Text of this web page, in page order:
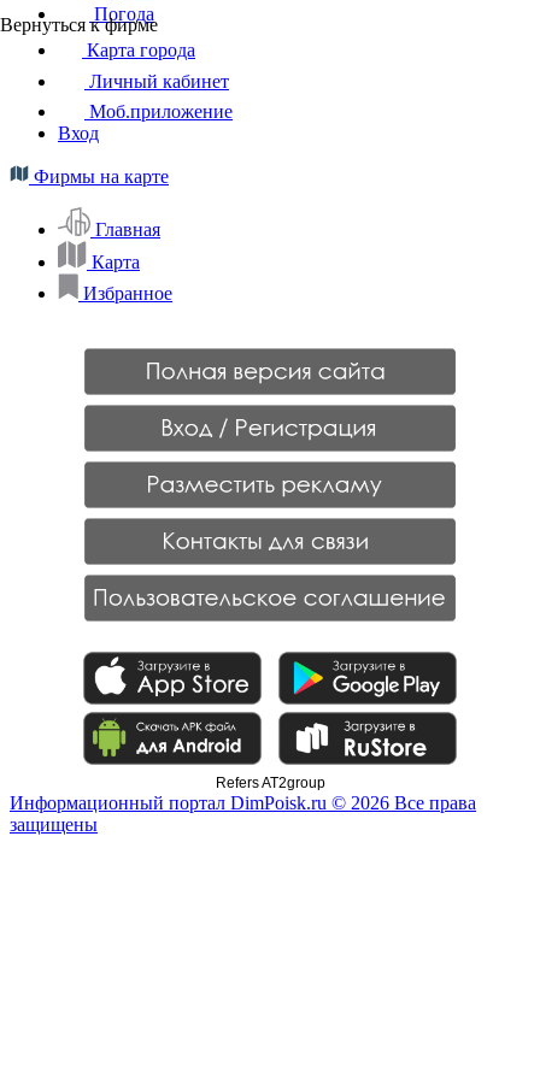
Вернуться к фирме
Погода
Карта города
Личный кабинет
Моб.приложение
Вход
Фирмы на карте
Главная
Карта
Избранное
Refers AT2group
Информационный портал DimPoisk.ru © 2026 Все права
защищены